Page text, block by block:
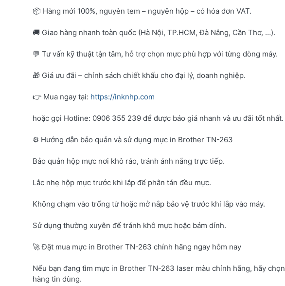
📦 Hàng mới 100%, nguyên tem – nguyên hộp – có hóa đơn VAT.
🚚 Giao hàng nhanh toàn quốc (Hà Nội, TP.HCM, Đà Nẵng, Cần Thơ, …).
💬 Tư vấn kỹ thuật tận tâm, hỗ trợ chọn mực phù hợp với từng dòng máy.
🎁 Giá ưu đãi – chính sách chiết khấu cho đại lý, doanh nghiệp.
👉 Mua ngay tại: https://inknhp.com
hoặc gọi Hotline: 0906 355 239 để được báo giá nhanh và ưu đãi tốt nhất.
⚙️ Hướng dẫn bảo quản và sử dụng mực in Brother TN-263
Bảo quản hộp mực nơi khô ráo, tránh ánh nắng trực tiếp.
Lắc nhẹ hộp mực trước khi lắp để phân tán đều mực.
Không chạm vào trống từ hoặc mở nắp bảo vệ trước khi lắp vào máy.
Sử dụng thường xuyên để tránh khô mực hoặc bám dính.
🚀 Đặt mua mực in Brother TN-263 chính hãng ngay hôm nay
Nếu bạn đang tìm mực in Brother TN-263 laser màu chính hãng, hãy chọn
hàng tin dùng.